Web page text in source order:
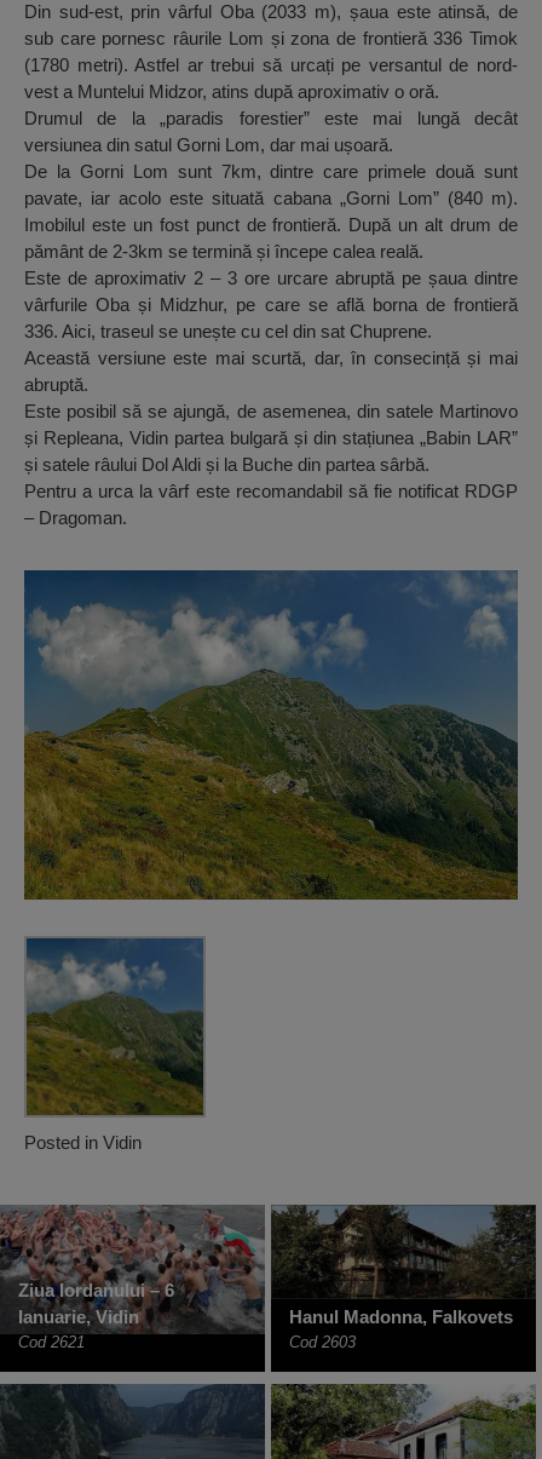
Din sud-est, prin vârful Oba (2033 m), șaua este atinsă, de
sub care pornesc râurile Lom și zona de frontieră 336 Timok
(1780 metri). Astfel ar trebui să urcați pe versantul de nord-
vest a Muntelui Midzor, atins după aproximativ o oră.
Drumul de la „paradis forestier” este mai lungă decât
versiunea din satul Gorni Lom, dar mai ușoară.
De la Gorni Lom sunt 7km, dintre care primele două sunt
pavate, iar acolo este situată cabana „Gorni Lom” (840 m).
Imobilul este un fost punct de frontieră. După un alt drum de
pământ de 2-3km se termină și începe calea reală.
Este de aproximativ 2 – 3 ore urcare abruptă pe șaua dintre
vârfurile Oba și Midzhur, pe care se află borna de frontieră
336. Aici, traseul se unește cu cel din sat Chuprene.
Această versiune este mai scurtă, dar, în consecință și mai
abruptă.
Este posibil să se ajungă, de asemenea, din satele Martinovo
și Repleana, Vidin partea bulgară și din stațiunea „Babin LAR”
și satele râului Dol Aldi și la Buche din partea sârbă.
Pentru a urca la vârf este recomandabil să fie notificat RDGP
– Dragoman.
Posted in Vidin
Ziua Iordanului – 6
Ianuarie, Vidin
Cod 2621
Hanul Madonna, Falkovets
Cod 2603